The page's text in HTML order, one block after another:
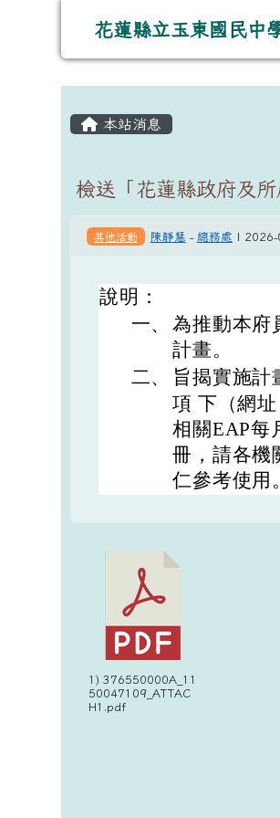
花蓮縣立玉東國
花蓮縣立玉東國民中
主內容區域
本站消息
檢送「花蓮縣政府及
其他活動 陳靜慧 - 總務處 | 2026-
說明：
一、 為推動本府
計畫。
二、
旨揭實施計
項 下（網
相關EAP每
冊，請各機
仁參考使用
1) 376550000A_11
50047109_ATTAC
H1.pdf
頁尾區域